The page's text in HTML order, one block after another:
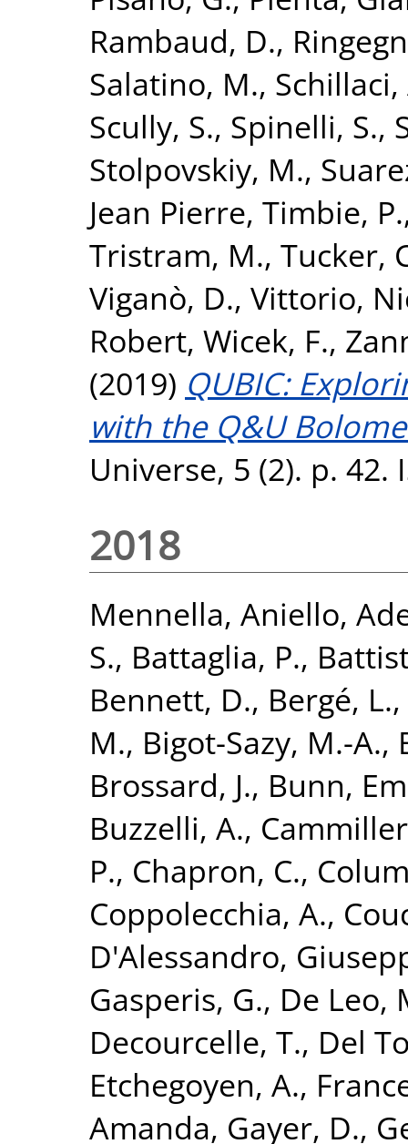
Rambaud, D.,
Salatino, M., Schillaci,
Scully, S., Spinelli, S.,
Stolpovskiy, M.,
Jean Pierre, Timbie, P.
Tristram, M., Tucker,
Viganò, D., Vittorio,
Robert, Wicek, F.,
(2019) QUBIC:
with the Q&U
Universe, 5 (2). p. 42.
2018
Mennella, Aniello,
S., Battaglia, P.,
Bennett, D., Bergé, L.,
M., Bigot-Sazy, M.-A.,
Brossard, J., Bunn,
Buzzelli, A.,
P., Chapron, C.,
Coppolecchia, A.,
D'Alessandro,
Gasperis, G., De Leo,
Decourcelle, T., Del
Etchegoyen, A.,
Amanda, Gayer, D.,